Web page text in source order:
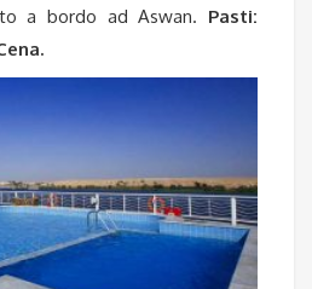
a bordo ad Aswan. Pasti: